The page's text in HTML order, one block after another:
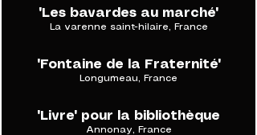
"Les bavardes au marché"
La varenne saint-hilaire, France
"Fontaine de la Fraternité"
Longumeau, France
"Livre" pour la bibliothèque
Annonay, France